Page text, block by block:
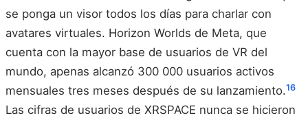
se ponga un visor todos los días para charlar con
avatares virtuales. Horizon Worlds de Meta, que
cuenta con la mayor base de usuarios de VR del
mundo, apenas alcanzó 300 000 usuarios activos
mensuales tres meses después de su lanzamiento.16
Las cifras de usuarios de XRSPACE nunca se hicieron